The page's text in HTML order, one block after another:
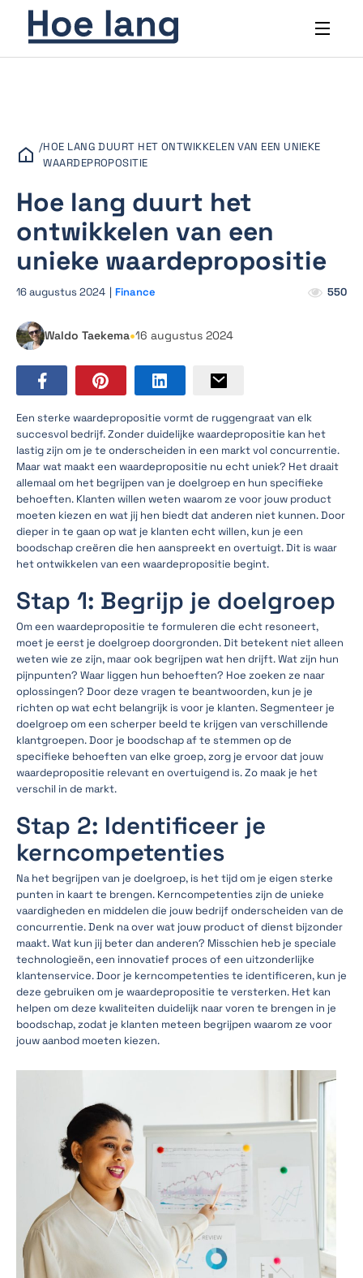
/HOE LANG DUURT HET ONTWIKKELEN VAN EEN UNIEKE
WAARDEPROPOSITIE
Hoe lang duurt het
ontwikkelen van een
unieke waardepropositie
16 augustus 2024 | Finance 550
Waldo Taekema•16 augustus 2024
Een sterke waardepropositie vormt de ruggengraat van elk
succesvol bedrijf. Zonder duidelijke waardepropositie kan het
lastig zijn om je te onderscheiden in een markt vol concurrentie.
Maar wat maakt een waardepropositie nu echt uniek? Het draait
allemaal om het begrijpen van je doelgroep en hun specifieke
behoeften. Klanten willen weten waarom ze voor jouw product
moeten kiezen en wat jij hen biedt dat anderen niet kunnen. Door
dieper in te gaan op wat je klanten echt willen, kun je een
boodschap creëren die hen aanspreekt en overtuigt. Dit is waar
het ontwikkelen van een waardepropositie begint.
Stap 1: Begrijp je doelgroep
Om een waardepropositie te formuleren die echt resoneert,
moet je eerst je doelgroep doorgronden. Dit betekent niet alleen
weten wie ze zijn, maar ook begrijpen wat hen drijft. Wat zijn hun
pijnpunten? Waar liggen hun behoeften? Hoe zoeken ze naar
oplossingen? Door deze vragen te beantwoorden, kun je je
richten op wat echt belangrijk is voor je klanten. Segmenteer je
doelgroep om een scherper beeld te krijgen van verschillende
klantgroepen. Door je boodschap af te stemmen op de
specifieke behoeften van elke groep, zorg je ervoor dat jouw
waardepropositie relevant en overtuigend is. Zo maak je het
verschil in de markt.
Stap 2: Identificeer je
kerncompetenties
Na het begrijpen van je doelgroep, is het tijd om je eigen sterke
punten in kaart te brengen. Kerncompetenties zijn de unieke
vaardigheden en middelen die jouw bedrijf onderscheiden van de
concurrentie. Denk na over wat jouw product of dienst bijzonder
maakt. Wat kun jij beter dan anderen? Misschien heb je speciale
technologieën, een innovatief proces of een uitzonderlijke
klantenservice. Door je kerncompetenties te identificeren, kun je
deze gebruiken om je waardepropositie te versterken. Het kan
helpen om deze kwaliteiten duidelijk naar voren te brengen in je
boodschap, zodat je klanten meteen begrijpen waarom ze voor
jouw aanbod moeten kiezen.